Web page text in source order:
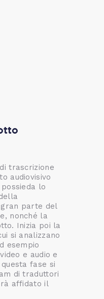
trascrizione
audiovisivo
lo
parte del
nonché la
Inizia poi la
si analizzano
esempio
e audio e
fase si
di traduttori
affidato il